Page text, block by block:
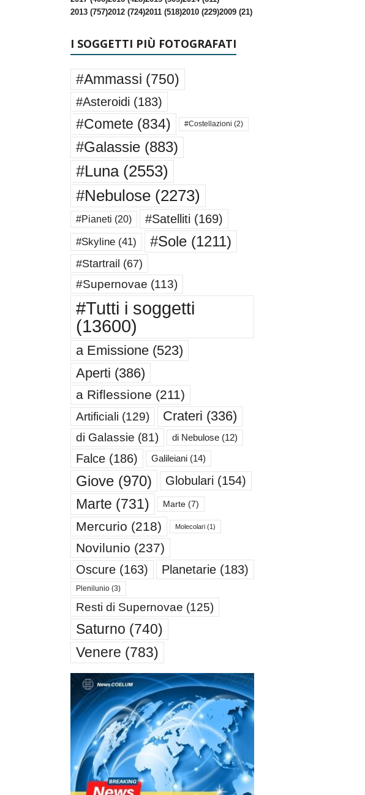
2013 (757)2012 (724)2011 (518)2010 (229)2009 (21)
I SOGGETTI PIÙ FOTOGRAFATI
#Ammassi (750)
#Asteroidi (183)
#Comete (834) #Costellazioni (2)
#Galassie(883)
#Luna(2553)
#Nebulose(2273)
#Pianeti (20) #Satelliti (169)
#Skyline(41) #Sole(1211)
#Startrail (67)
#Supernovae (113)
#Tutti i soggetti
(13600)
a Emissione(523)
Aperti (386)
a Riflessione (211)
Artificiali (129) Crateri (336)
di Galassie (81) di Nebulose(12)
Falce(186) Galileiani(14)
Giove(970) Globulari (154)
Marte (731) Marte(7)
Mercurio (218) Molecolari(1)
Novilunio (237)
Oscure(163) Planetarie(183)
Plenilunio(3)
Resti di Supernovae (125)
Saturno (740)
Venere (783)